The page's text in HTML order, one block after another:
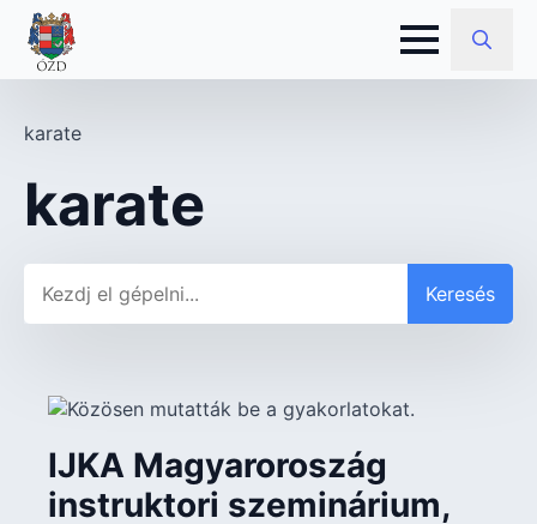
Search
karate
karate
Keresés
IJKA Magyaroroszág
instruktori szeminárium,